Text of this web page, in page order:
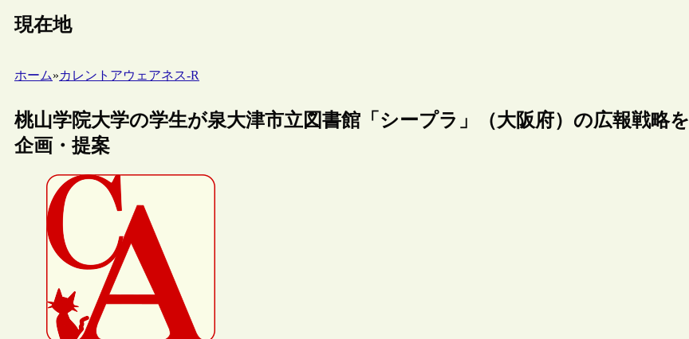
現在地
ホーム»カレントアウェアネス-R
桃山学院大学の学生が泉大津市立図書館「シープラ」（大阪府）の広報戦略を
企画・提案